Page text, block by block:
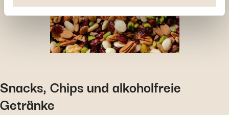
Funktionen oder Teile dieser Website möglicherweise
nicht mehr normal zugänglich sind. Andere werden
verwendet, um : Ihre Nutzererfahrung zu verbessern,
indem Sie Ihre Funktionen anpassen und sich an Ihre
Entscheidungen erinnern. Das Publikum zu messen,
Personalisierte Angebote und Dienstleistungen
bereitstellen und deren Leistung verfolgen. Informationen
Snacks, Chips und alkoholfreie
Getränke